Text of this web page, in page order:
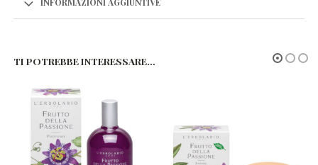
TI POTREBBE INTERESSARE…